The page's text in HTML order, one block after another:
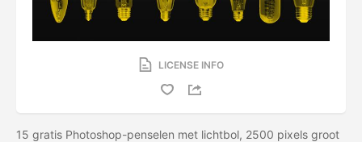
LICENSE INFO
15 gratis Photoshop-penselen met lichtbol, ​​2500 pixels groot